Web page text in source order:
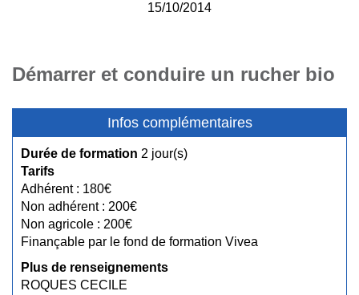
15/10/2014
Démarrer et conduire un rucher bio
Infos complémentaires
Durée de formation 2 jour(s)
Tarifs
Adhérent : 180€
Non adhérent : 200€
Non agricole : 200€
Finançable par le fond de formation Vivea
Plus de renseignements
ROQUES CECILE